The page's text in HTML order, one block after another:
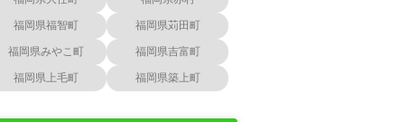
福岡県福智町 福岡県苅田町
福岡県みやこ町 福岡県吉富町
福岡県上毛町 福岡県築上町